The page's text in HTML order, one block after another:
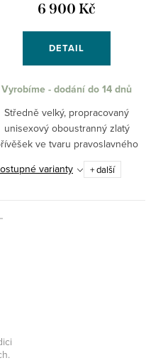
6 900 Kč
DETAIL
Vyrobíme - dodání do 14 dnů
Středně velký, propracovaný
unisexový oboustranný zlatý
ve tvaru pravoslavného
varianty + další